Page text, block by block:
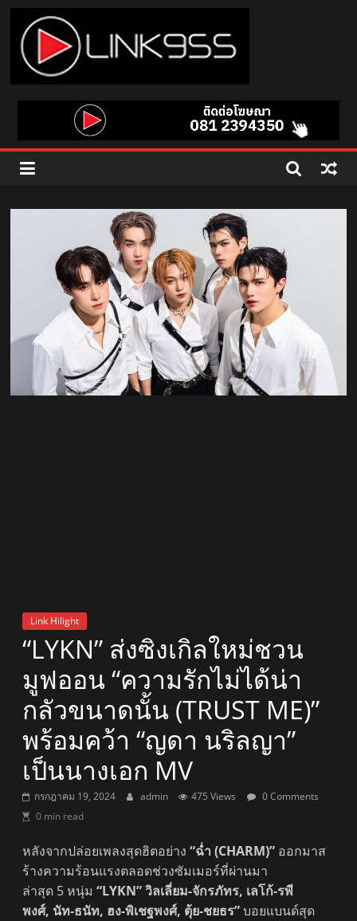
Skip
content
Link
95.5
คลื่น
เพลง
สุด
คูล
สถานี
FM
ลพบุรี
Link Hilight
“LYKN” ส่งซิงเกิลใหม่ชวน
มูฟออน “ความรักไม่ได้น่า
กลัวขนาดนั้น (TRUST ME)”
พร้อมคว้า “ญดา นริลญา”
เป็นนางเอก MV
กรกฎาคม 19, 2024 admin 475 Views
0 Comments
0 min read
หลังจากปล่อยเพลงสุดฮิตอย่าง“ฉ่ำ (CHARM)” ออกมาส
ร้างความร้อนแรงตลอดช่วงซัมเมอร์ที่ผ่านมา
ล่าสุด 5 หนุ่ม“LYKN” วิลเลี่ยม-จักรภัทร, เลโก้-รพี
พงศ์, นัท-ธนัท, ฮง-พิเชฐพงศ์, ตุ้ย-ชยธร”บอยแบนด์สุด